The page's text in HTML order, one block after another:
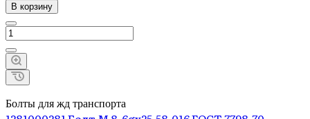
В корзину
Болты для жд транспорта